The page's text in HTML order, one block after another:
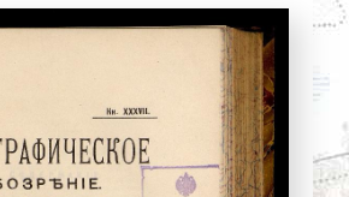
Найти